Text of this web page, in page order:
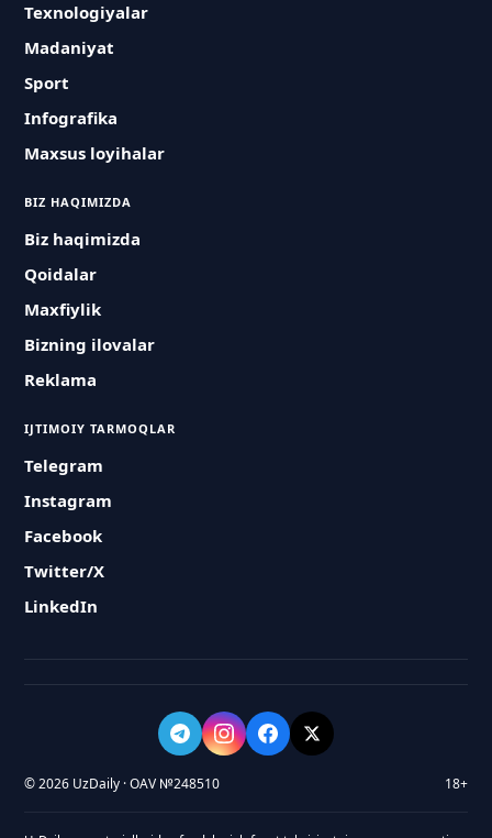
Texnologiyalar
Madaniyat
Sport
Infografika
Maxsus loyihalar
BIZ HAQIMIZDA
Biz haqimizda
Qoidalar
Maxfiylik
Bizning ilovalar
Reklama
IJTIMOIY TARMOQLAR
Telegram
Instagram
Facebook
Twitter/X
LinkedIn
© 2026 UzDaily · OAV №248510 18+